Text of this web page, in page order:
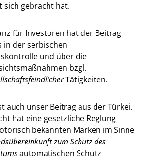
sich gebracht hat.
für Investoren hat der Beitrag
in der serbischen
und über die
bzgl.
Tätigkeiten.
auch unser Beitrag aus der Türkei.
hat eine gesetzliche Reglung
bekannten Marken im Sinne
zum Schutz des
automatischen Schutz